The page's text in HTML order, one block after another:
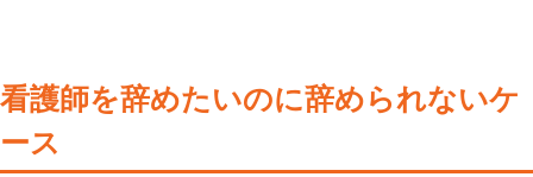
看護師を辞めたいのに辞められないケ
ース